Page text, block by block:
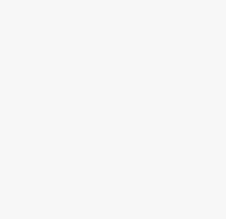
Kheddam, Audrey Mikondo,